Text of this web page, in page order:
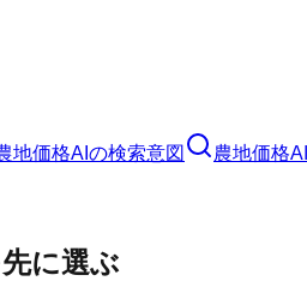
地価格AI の検索意図 農地価格AI
に選ぶ